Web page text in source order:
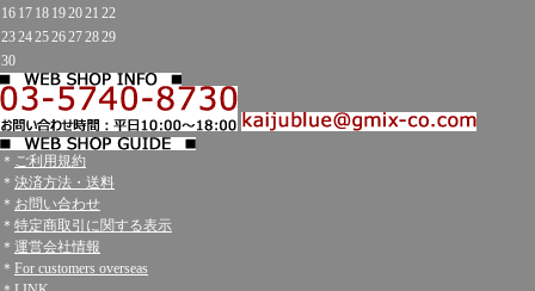
16 17 18 192021 22
23242526272829
30
＊ ご利用規約
＊ 決済方法・送料
＊ お問い合わせ
＊ 特定商取引に関する表示
＊ 運営会社情報
＊ For customers overseas